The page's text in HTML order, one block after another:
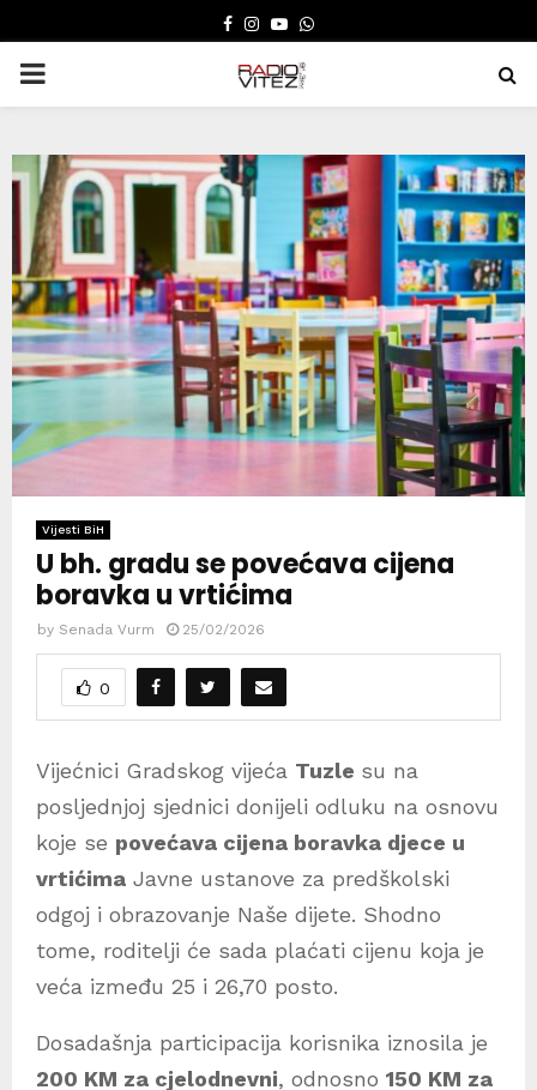
FACEBOOK
INSTAGRAM
YOUTUBE
WHATSAPP
PRIMARY
Vijesti BiH
U bh. gradu se povećava cijena
boravka u vrtićima
by Senada Vurm 25/02/2026
0
Vijećnici Gradskog vijeća Tuzle su na
posljednjoj sjednici donijeli odluku na osnovu
koje se povećava cijena boravka djece u
vrtićima Javne ustanove za predškolski
odgoj i obrazovanje Naše dijete. Shodno
tome, roditelji će sada plaćati cijenu koja je
veća između 25 i 26,70 posto.
Dosadašnja participacija korisnika iznosila je
200 KM za cjelodnevni, odnosno 150 KM za